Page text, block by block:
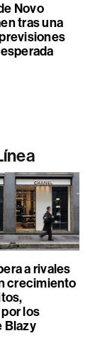
Novo
tras una
a rivales
crecimiento
los
Blazy